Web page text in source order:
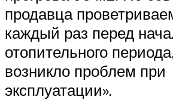
продавца
каждый раз перед
отопительного
возникло проблем при
эксплуатации».